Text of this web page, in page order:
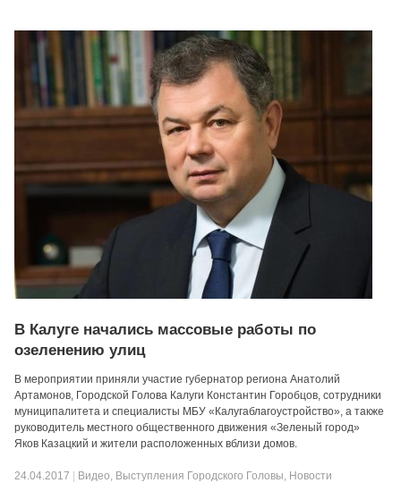
В Калуге начались массовые работы по
озеленению улиц
В мероприятии приняли участие губернатор региона Анатолий
Артамонов, Городской Голова Калуги Константин Горобцов, сотрудники
муниципалитета и специалисты МБУ «Калугаблагоустройство», а также
руководитель местного общественного движения «Зеленый город»
Яков Казацкий и жители расположенных вблизи домов.
24.04.2017 Видео, Выступления Городского Головы, Новости